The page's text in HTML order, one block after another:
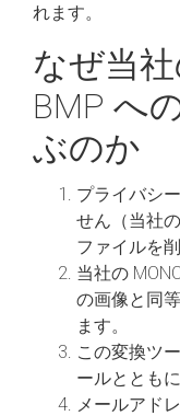
れます。
なぜ当社
BMP へ
ぶのか
プライバシ
せん（当社
ファイルを
当社の
の画像と同
ます。
この変換ツ
ールととも
メールアド